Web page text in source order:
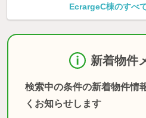
EcrargeC棟のすべ
新着物件
検索中の条件の新着物件情
くお知らせします